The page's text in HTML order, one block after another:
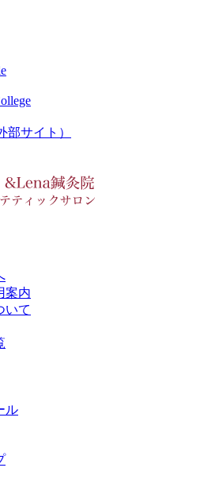
部サイト）
案内
いて
ル